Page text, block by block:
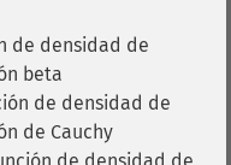
de densidad de
beta
de densidad de
de Cauchy